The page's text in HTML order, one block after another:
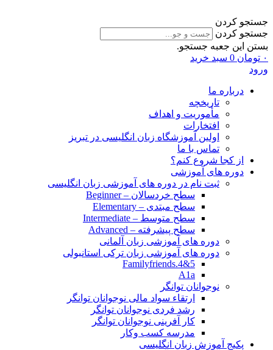
جستجو کردن
جستجو کردن
بستن این جعبه جستجو.
۰ تومان 0 سبد خرید
ورود
درباره ما
تاریخچه
مأموریت و اهداف
افتخارات
اولین آموزشگاه زبان انگلیسی در تبریز
تماس با ما
از کجا شروع کنم؟
دوره های آموزشی
ثبت نام در دوره های آموزشی زبان انگلیسی
سطح خردسالان – Beginner
سطح مبتدی – Elementary
سطح متوسط – Intermediate
سطح پیشرفته – Advanced
دوره های آموزشی زبان آلمانی
دوره های آموزشی زبان ترکی استانبولی
Familyfriends.4&5
A1a
نوجوانان توانگر
ارتقاء سواد مالی نوجوانان توانگر
رشد فردی نوجوانان توانگر
کار آفرینی نوجوانان توانگر
مدرسه کسب وکار
پکیج آموزش زبان انگلیسی